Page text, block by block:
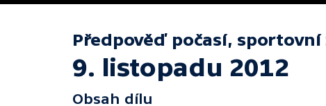
Předpověď počasí, sportovní
9. listopadu 2012
Obsah dílu